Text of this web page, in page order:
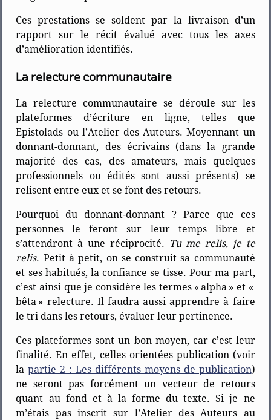
Ces prestations se soldent par la livraison d’un
rapport sur le récit évalué avec tous les axes
d’amélioration identifiés.
La relecture communautaire
La relecture communautaire se déroule sur les
plateformes d’écriture en ligne, telles que
Epistolads ou l’Atelier des Auteurs. Moyennant un
donnant-donnant, des écrivains (dans la grande
majorité des cas, des amateurs, mais quelques
professionnels ou édités sont aussi présents) se
relisent entre eux et se font des retours.
Pourquoi du donnant-donnant ? Parce que ces
personnes le feront sur leur temps libre et
s’attendront à une réciprocité. Tu me relis, je te
relis. Petit à petit, on se construit sa communauté
et ses habitués, la confiance se tisse. Pour ma part,
c’est ainsi que je considère les termes « alpha » et «
bêta » relecture. Il faudra aussi apprendre à faire
le tri dans les retours, évaluer leur pertinence.
Ces plateformes sont un bon moyen, car c’est leur
finalité. En effet, celles orientées publication (voir
lapartie 2 : Les différents moyens de publication)
ne seront pas forcément un vecteur de retours
quant au fond et à la forme du texte. Si je ne
m’étais pas inscrit sur l’Atelier des Auteurs au